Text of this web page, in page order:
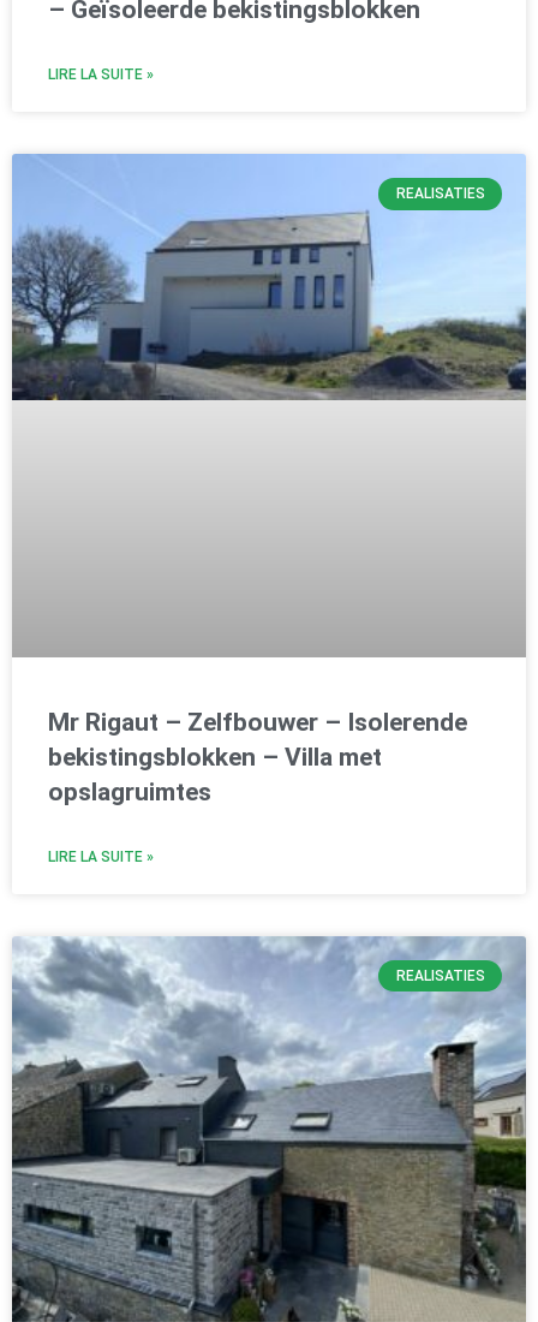
– Geïsoleerde bekistingsblokken
LIRE LA SUITE »
REALISATIES
Mr Rigaut – Zelfbouwer – Isolerende
bekistingsblokken – Villa met
opslagruimtes
LIRE LA SUITE »
REALISATIES